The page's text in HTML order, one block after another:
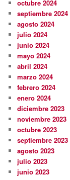
octubre 2024
septiembre 2024
agosto 2024
julio 2024
junio 2024
mayo 2024
abril 2024
marzo 2024
febrero 2024
enero 2024
diciembre 2023
noviembre 2023
octubre 2023
septiembre 2023
agosto 2023
julio 2023
junio 2023